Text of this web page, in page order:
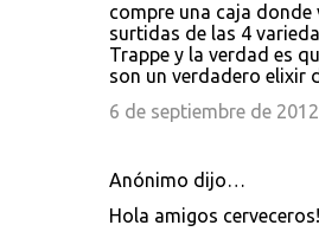
compre una caja donde
surtidas de las 4
Trappe y la verdad es
son un verdadero elixir
6 de septiembre de
Anónimo dijo…
Hola amigos cerveceros!